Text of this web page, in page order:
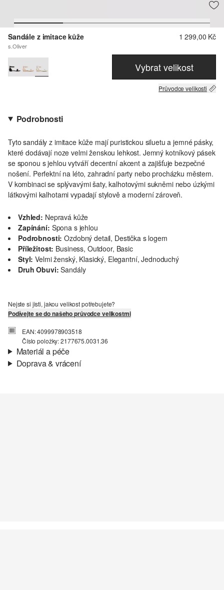
Sandále z imitace kůže
s.Oliver
1 299,00 Kč
Vybrat velikost
Průvodce velikosti
Podrobnosti
Tyto sandály z imitace kůže mají puristickou siluetu a jemné pásky,
které dodávají noze velmi ženskou lehkost. Jemný kotníkový pásek
se sponou s jehlou vytváří decentní akcent a zajišťuje bezpečné
nošení. Perfektní na léto, zahradní party nebo procházku městem.
V kombinaci se splývavými šaty, kalhotovými sukněmi nebo úzkými
látkovými kalhotami vypadají stylově a moderní zároveň.
Vzhled: Nepravá kůže
Zapínání: Spona s jehlou
Podrobnosti: Ozdobný detail, Destička s logem
Příležitost: Business, Outdoor, Basic
Styl: Velmi ženský, Klasický, Elegantní, Jednoduchý
Druh Obuvi: Sandály
Nejste si jisti, jakou velikost potřebujete?
Podívejte se do našeho průvodce velikostmi
EAN: 4099978903518
Číslo položky: 2177675.0031.36
Materiál a péče
Doprava & vrácení